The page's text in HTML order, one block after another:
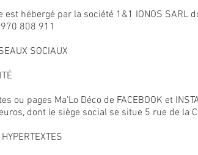
est hébergé par la société 1&1 IONOS
808 911
SOCIAUX
ou pages Ma'Lo Déco de FACEBOOK et
dont le siège social se situe 5 rue de la